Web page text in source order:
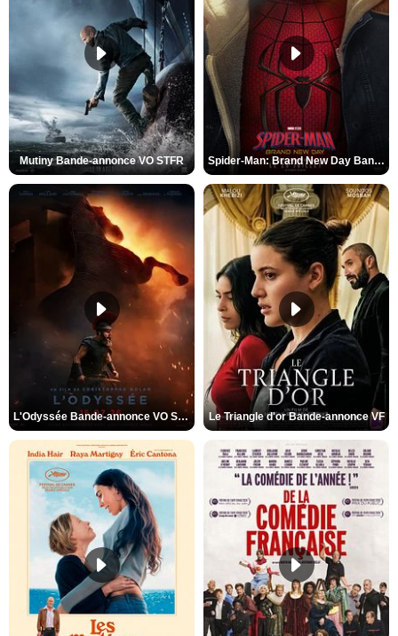
Mutiny Bande-annonce VO STFR Spider-Man: Brand New Day Bande-annonce VO STFR
L'Odyssée Bande-annonce VO STFR Le Triangle d'or Bande-annonce VF